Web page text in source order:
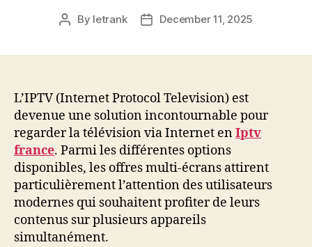
Post
By letrank
PostDecember 11, 2025
L’IPTV (Internet Protocol Television) est
devenue une solution incontournable pour
regarder la télévision via Internet enIptv
france. Parmi les différentes options
disponibles, les offres multi-écrans attirent
particulièrement l’attention des utilisateurs
modernes qui souhaitent profiter de leurs
contenus sur plusieurs appareils
simultanément.